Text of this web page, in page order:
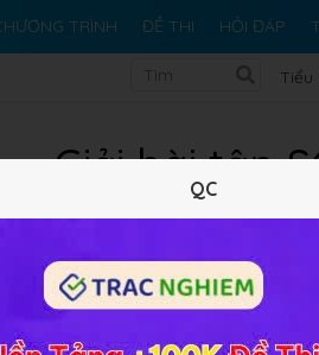
TRÌNH ĐỀ THI HỎI ĐÁP
Tiểu
Giải bài tập
Đặc điểm của dân cư, xã hội
QC